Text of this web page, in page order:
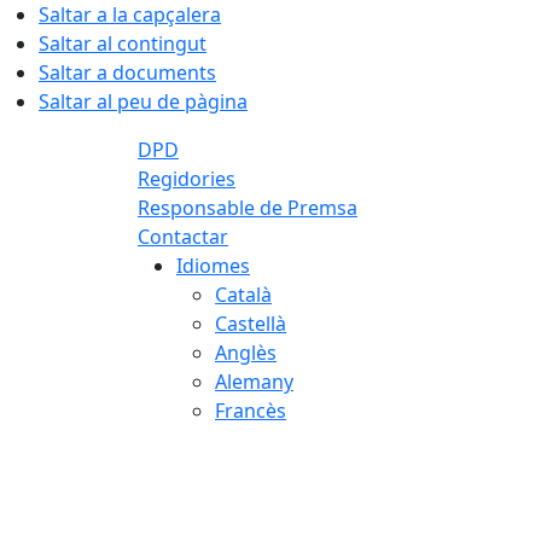
Saltar a la capçalera
Saltar al contingut
Saltar a documents
Saltar al peu de pàgina
DPD
Regidories
Responsable de Premsa
Contactar
Idiomes
Català
Castellà
Anglès
Alemany
Francès